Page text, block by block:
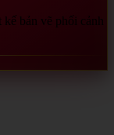
bản vẽ phối cảnh